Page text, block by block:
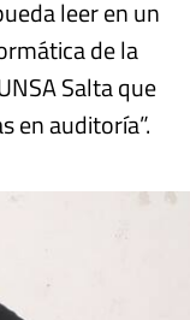
leer en un
de la
Salta que
en auditoría”.